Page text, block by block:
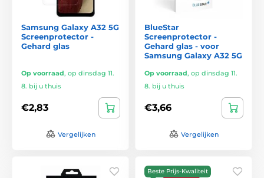
Samsung Galaxy A32 5G
Screenprotector -
Gehard glas
Op voorraad, op dinsdag 11.
8. bij u thuis
€2,83
Vergelijken
BlueStar
Screenprotector -
Gehard glas - voor
Samsung Galaxy A32 5G
Op voorraad, op dinsdag 11.
8. bij u thuis
€3,66
Vergelijken
Beste Prijs-Kwaliteit